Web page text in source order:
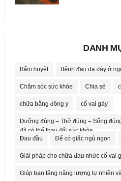
DANH
Bấm huyệt Bệnh đau dạ dày ở
Chăm sóc sức khỏe Chia sẻ
chữa bằng đông y cổ vai gáy
Dưỡng đúng – Thở đúng – Sống
đã có thể thay đổi sức khỏe.
Đau đầu
Để có giấc ngủ ngon
Giải pháp cho chữa đau nhức cổ vai
Giúp bạn tăng năng lượng tự nhiên